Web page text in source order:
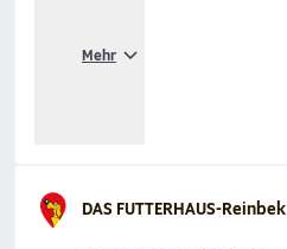
Mehr
DAS FUTTERHAUS-Reinbek